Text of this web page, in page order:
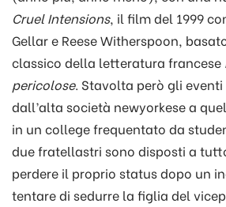
Cruel Intensions, il film del 1999
Gellar e Reese Witherspoon,
classico della letteratura francese
pericolose. Stavolta però gli
dall’alta società newyorkese a
in un college frequentato da
due fratellastri sono disposti a
perdere il proprio status dopo un
tentare di sedurre la figlia del